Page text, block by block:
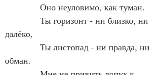
Оно неуловимо, как туман.
Ты горизонт - ни близко, ни
далёко,
Ты листопад - ни правда, ни
обман.